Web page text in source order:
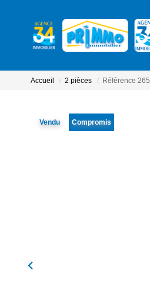
Accueil 2 pièces Référence 265
Vendu Compromis